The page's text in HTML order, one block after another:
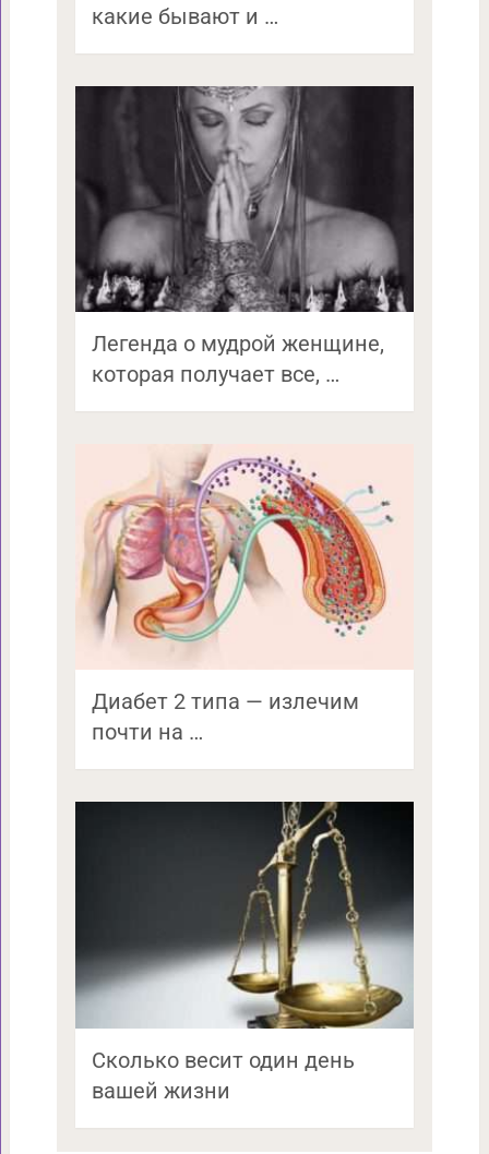
какие бывают и …
Легенда о мудрой женщине,
которая получает все, …
Диабет 2 типа — излечим
почти на …
Сколько весит один день
вашей жизни